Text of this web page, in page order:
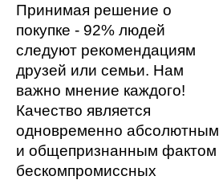
Принимая решение о
покупке - 92% людей
следуют рекомендациям
друзей или семьи. Нам
важно мнение каждого!
Качество является
одновременно абсолютным
и общепризнанным фактом
бескомпромиссных